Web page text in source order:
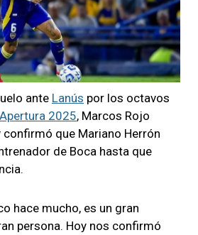
ante Lanús por los octavos
2025, Marcos Rojo
que Mariano Herrón
de Boca hasta que
hace mucho, es un gran
persona. Hoy nos confirmó